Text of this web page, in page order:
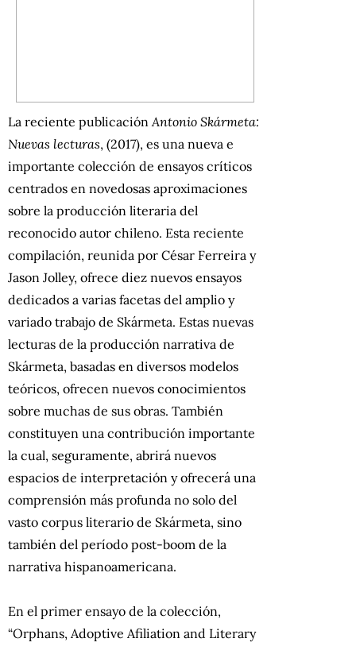
La reciente publicación Antonio Skármeta:
Nuevas lecturas, (2017), es una nueva e
importante colección de ensayos críticos
centrados en novedosas aproximaciones
sobre la producción literaria del
reconocido autor chileno. Esta reciente
compilación, reunida por César Ferreira y
Jason Jolley, ofrece diez nuevos ensayos
dedicados a varias facetas del amplio y
variado trabajo de Skármeta. Estas nuevas
lecturas de la producción narrativa de
Skármeta, basadas en diversos modelos
teóricos, ofrecen nuevos conocimientos
sobre muchas de sus obras. También
constituyen una contribución importante
la cual, seguramente, abrirá nuevos
espacios de interpretación y ofrecerá una
comprensión más profunda no solo del
vasto corpus literario de Skármeta, sino
también del período post-boom de la
narrativa hispanoamericana.
En el primer ensayo de la colección,
“Orphans, Adoptive Afiliation and Literary